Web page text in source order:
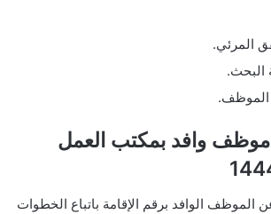
المرئي.
البحث.
الموظف.
موظف وافد بمكتب العمل
الموظف الوافد برقم الإقامة باتباع الخطوات